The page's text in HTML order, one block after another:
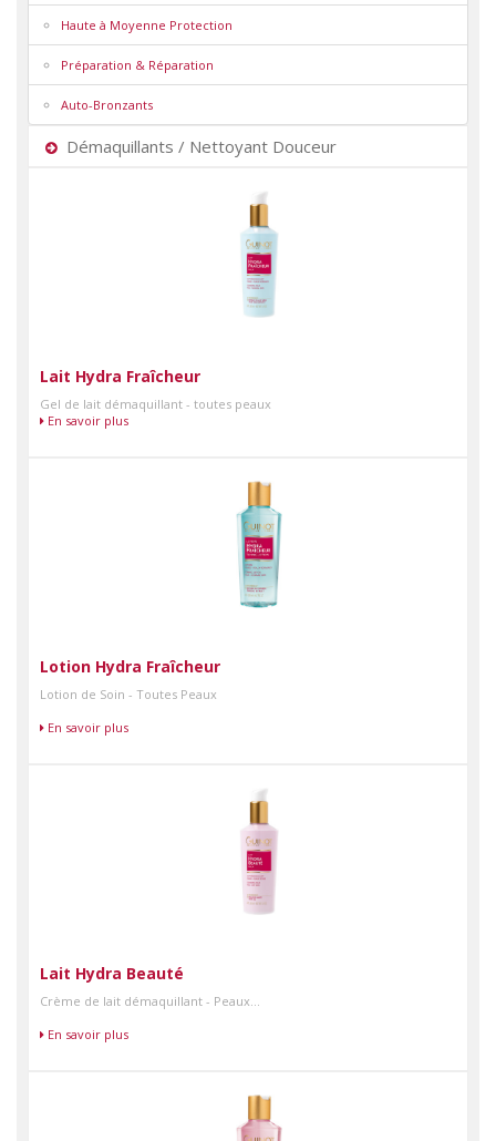
Haute à Moyenne Protection
Préparation & Réparation
Auto-Bronzants
Démaquillants / Nettoyant Douceur
Lait Hydra Fraîcheur
Gel de lait démaquillant - toutes peaux
En savoir plus
Lotion Hydra Fraîcheur
Lotion de Soin - Toutes Peaux
En savoir plus
Lait Hydra Beauté
Crème de lait démaquillant - Peaux...
En savoir plus